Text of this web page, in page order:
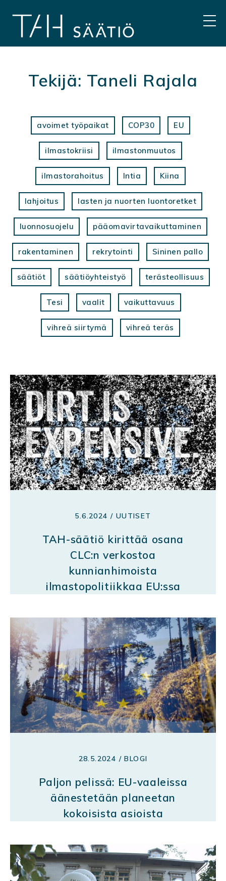
sisältöön
Tekijä: Taneli Rajala
avoimet työpaikat COP30 EU
ilmastokriisi ilmastonmuutos
ilmastorahoitus Intia Kiina
lahjoitus lasten ja nuorten luontoretket
luonnosuojelu pääomavirtavaikuttaminen
rakentaminen rekrytointi Sininen pallo
säätiöt säätiöyhteistyö terästeollisuus
Tesi vaalit vaikuttavuus
vihreä siirtymä vihreä teräs
5.6.2024 / UUTISET
TAH-säätiö kirittää osana
CLC:n verkostoa
kunnianhimoista
ilmastopolitiikkaa EU:ssa
28.5.2024 / BLOGI
Paljon pelissä: EU-vaaleissa
äänestetään planeetan
kokoisista asioista